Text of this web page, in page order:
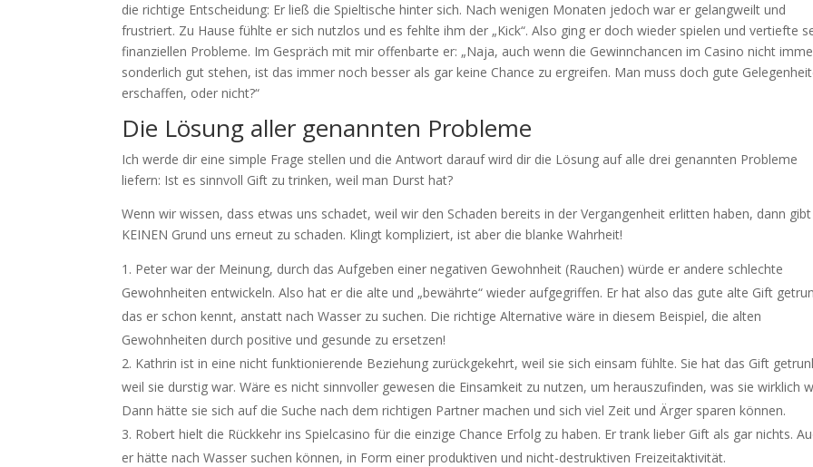
die richtige Entscheidung: Er ließ die Spieltische hinter sich. Nach wenigen Monaten jedoch war er gelangweilt und
frustriert. Zu Hause fühlte er sich nutzlos und es fehlte ihm der „Kick“. Also ging er doch wieder spielen und vertiefte
finanziellen Probleme. Im Gespräch mit mir offenbarte er: „Naja, auch wenn die Gewinnchancen im Casino nicht
sonderlich gut stehen, ist das immer noch besser als gar keine Chance zu ergreifen. Man muss doch gute
erschaffen, oder nicht?“
Die Lösung aller genannten Probleme
Ich werde dir eine simple Frage stellen und die Antwort darauf wird dir die Lösung auf alle drei genannten Probleme
liefern: Ist es sinnvoll Gift zu trinken, weil man Durst hat?
Wenn wir wissen, dass etwas uns schadet, weil wir den Schaden bereits in der Vergangenheit erlitten haben, dann
KEINEN Grund uns erneut zu schaden. Klingt kompliziert, ist aber die blanke Wahrheit!
Peter war der Meinung, durch das Aufgeben einer negativen Gewohnheit (Rauchen) würde er andere schlechte
Gewohnheiten entwickeln. Also hat er die alte und „bewährte“ wieder aufgegriffen. Er hat also das gute alte Gift
das er schon kennt, anstatt nach Wasser zu suchen. Die richtige Alternative wäre in diesem Beispiel, die alten
Gewohnheiten durch positive und gesunde zu ersetzen!
Kathrin ist in eine nicht funktionierende Beziehung zurückgekehrt, weil sie sich einsam fühlte. Sie hat das Gift
weil sie durstig war. Wäre es nicht sinnvoller gewesen die Einsamkeit zu nutzen, um herauszufinden, was sie wirklich
Dann hätte sie sich auf die Suche nach dem richtigen Partner machen und sich viel Zeit und Ärger sparen können.
Robert hielt die Rückkehr ins Spielcasino für die einzige Chance Erfolg zu haben. Er trank lieber Gift als gar nichts.
er hätte nach Wasser suchen können, in Form einer produktiven und nicht-destruktiven Freizeitaktivität.